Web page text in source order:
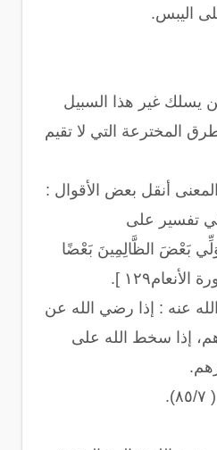
اليبس.
يسلك غير هذا السبيل
المخترعة التي لا تقيم
أنقل بعض الأقوال :
تفسير على
بَعْضَ الظَّالِمِينَ بَعْضًا
].
عنه : إذا رضي الله عن
إذا سخط الله على